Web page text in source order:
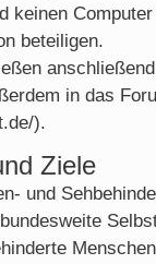
keinen
beteiligen.
in das
).
Ziele
und